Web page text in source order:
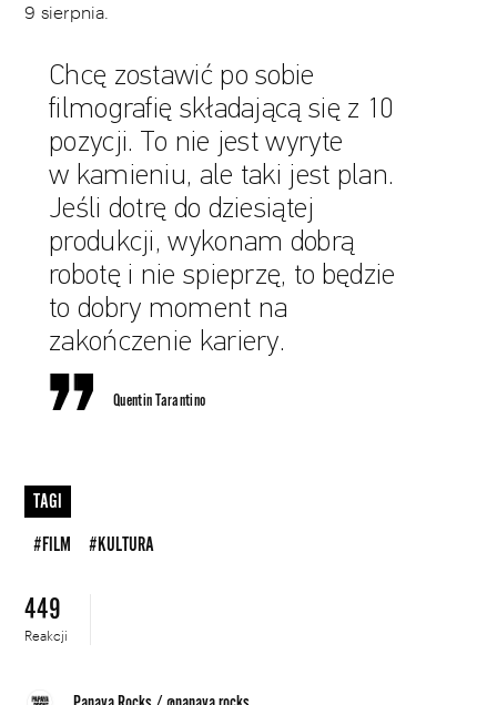
9 sierpnia.
Chcę zostawić po sobie
filmografię składającą się z 10
pozycji. To nie jest wyryte
w kamieniu, ale taki jest plan.
Jeśli dotrę do dziesiątej
produkcji, wykonam dobrą
robotę i nie spieprzę, to będzie
to dobry moment na
zakończenie kariery.
Quentin Tarantino
TAGI
#FILM #KULTURA
449
Reakcji